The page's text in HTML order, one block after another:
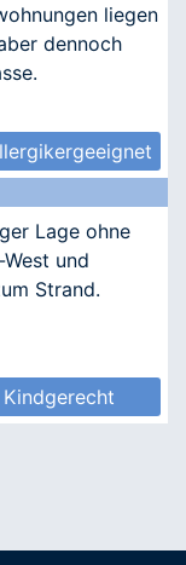
liegen
dennoch
Lage ohne
und
Strand.